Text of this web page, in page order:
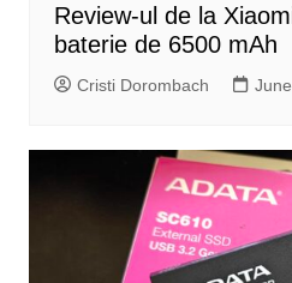
Review-ul de la
baterie de 6500 mAh
Cristi Dorombach